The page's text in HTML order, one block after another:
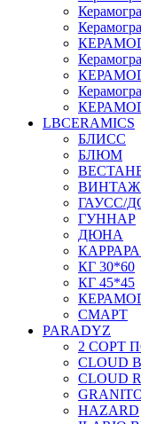
LBCERAMICS
БЛИСС
БЛЮМ
ВИНТАЖ
ГАУСС/
ГУННАР
ДЮНА
КГ 30*60
КГ 45*45
СМАРТ
PARADYZ
2 СОРТ
CLOUD
CLOUD
HAZARD